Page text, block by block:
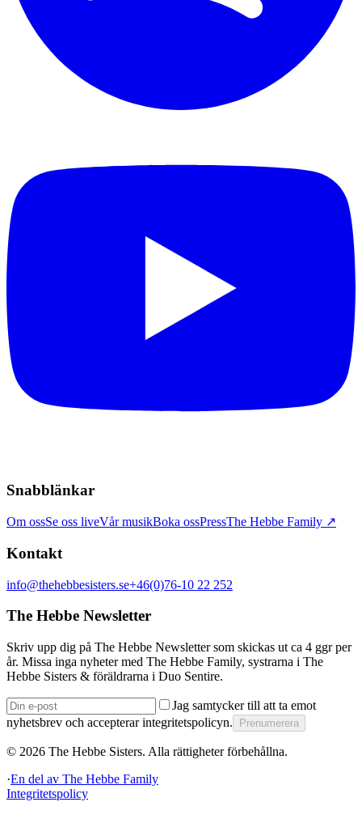
Snabblänkar
Om ossSe oss liveVår musikBoka ossPressThe Hebbe Family ↗
Kontakt
info@thehebbesisters.se+46(0)76-10 22 252
The Hebbe Newsletter
Skriv upp dig på The Hebbe Newsletter som skickas ut ca 4 ggr per
år. Missa inga nyheter med The Hebbe Family, systrarna i The
Hebbe Sisters & föräldrarna i Duo Sentire.
Jag samtycker till att ta emot
nyhetsbrev och accepterar integritetspolicyn.
Prenumerera
© 2026 The Hebbe Sisters. Alla rättigheter förbehållna.
·En del av The Hebbe Family
Integritetspolicy